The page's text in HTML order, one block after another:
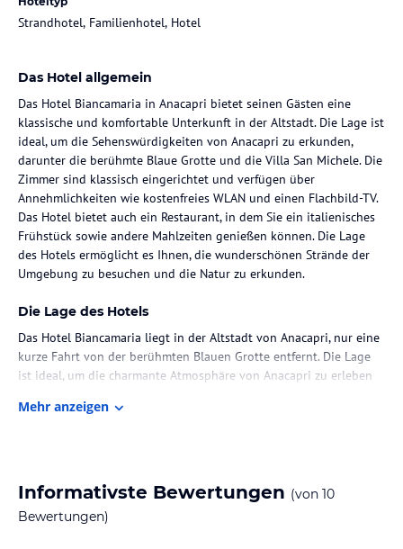
Strandhotel, Familienhotel, Hotel
Das Hotel allgemein
Das Hotel Biancamaria in Anacapri bietet seinen Gästen eine
klassische und komfortable Unterkunft in der Altstadt. Die Lage ist
ideal, um die Sehenswürdigkeiten von Anacapri zu erkunden,
darunter die berühmte Blaue Grotte und die Villa San Michele. Die
Zimmer sind klassisch eingerichtet und verfügen über
Annehmlichkeiten wie kostenfreies WLAN und einen Flachbild-TV.
Das Hotel bietet auch ein Restaurant, in dem Sie ein italienisches
Frühstück sowie andere Mahlzeiten genießen können. Die Lage
des Hotels ermöglicht es Ihnen, die wunderschönen Strände der
Umgebung zu besuchen und die Natur zu erkunden.
Die Lage des Hotels
Das Hotel Biancamaria liegt in der Altstadt von Anacapri, nur eine
kurze Fahrt von der berühmten Blauen Grotte entfernt. Die Lage
ist ideal, um die charmante Atmosphäre von Anacapri zu erleben
Nähe des Hotels finden Sie verschiedene Restaurants, Geschäfte
Zimmer / Unterbringung im Hotel
Mehr anzeigen
Informativste Bewertungen (von 10
Bewertungen)